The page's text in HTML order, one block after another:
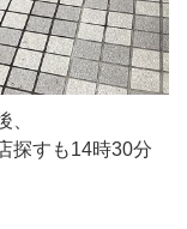
、
探すも14時30分